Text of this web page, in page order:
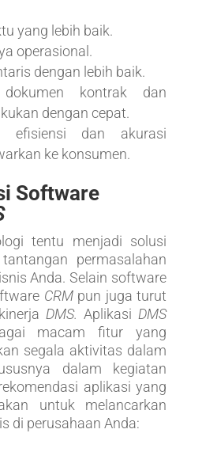
yang lebih baik.
operasional.
dengan lebih baik.
dokumen kontrak dan
dengan cepat.
efisiensi dan akurasi
ke konsumen.
Software
tentu menjadi solusi
permasalahan
Anda. Selain software
CRM pun juga turut
DMS. Aplikasi DMS
macam fitur yang
segala aktivitas dalam
dalam kegiatan
aplikasi yang
untuk melancarkan
di perusahaan Anda: